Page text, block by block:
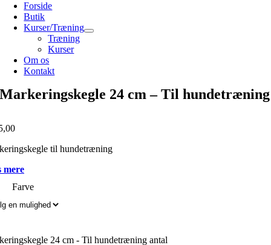
Forside
Butik
Kurser/Træning
Træning
Kurser
Om os
Kontakt
Markeringskegle 24 cm – Til hundetræning
til hundetræning
mere
Farve
24 cm - Til hundetræning antal